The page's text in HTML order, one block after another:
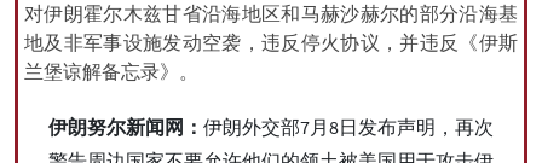
对伊朗霍尔木兹甘省沿海地区和马赫沙赫尔的部分沿海基
地及非军事设施发动空袭，违反停火协议，并违反《伊斯
兰堡谅解备忘录》。
伊朗努尔新闻网： 伊朗外交部7月8日发布声明，再次